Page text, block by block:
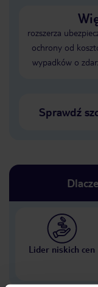
rozszerza
ochrony od
wypadków o
Sprawdź
Lider niskich cen